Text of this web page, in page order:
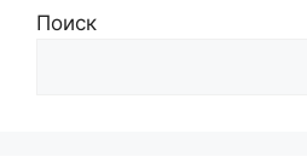
Поиск